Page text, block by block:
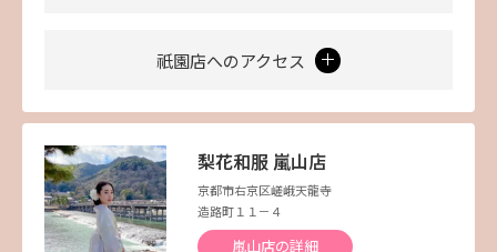
祇園店へのアクセス
梨花和服 嵐山店
京都市右京区嵯峨天龍寺
造路町１１－４
嵐山店の詳細